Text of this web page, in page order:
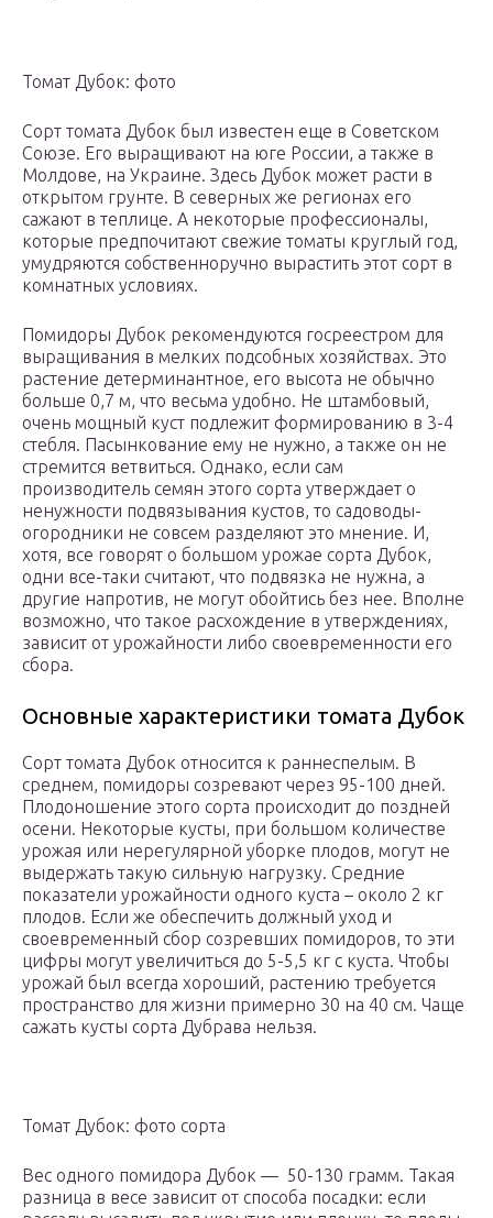
Томат Дубок: фото
Сорт томата Дубок был известен еще в Советском
Союзе. Его выращивают на юге России, а также в
Молдове, на Украине. Здесь Дубок может расти в
открытом грунте. В северных же регионах его
сажают в теплице. А некоторые профессионалы,
которые предпочитают свежие томаты круглый год,
умудряются собственноручно вырастить этот сорт в
комнатных условиях.
Помидоры Дубок рекомендуются госреестром для
выращивания в мелких подсобных хозяйствах. Это
растение детерминантное, его высота не обычно
больше 0,7 м, что весьма удобно. Не штамбовый,
очень мощный куст подлежит формированию в 3-4
стебля. Пасынкование ему не нужно, а также он не
стремится ветвиться. Однако, если сам
производитель семян этого сорта утверждает о
ненужности подвязывания кустов, то садоводы-
огородники не совсем разделяют это мнение. И,
хотя, все говорят о большом урожае сорта Дубок,
одни все-таки считают, что подвязка не нужна, а
другие напротив, не могут обойтись без нее. Вполне
возможно, что такое расхождение в утверждениях,
зависит от урожайности либо своевременности его
сбора.
Основные характеристики томата Дубок
Сорт томата Дубок относится к раннеспелым. В
среднем, помидоры созревают через 95-100 дней.
Плодоношение этого сорта происходит до поздней
осени. Некоторые кусты, при большом количестве
урожая или нерегулярной уборке плодов, могут не
выдержать такую сильную нагрузку. Средние
показатели урожайности одного куста – около 2 кг
плодов. Если же обеспечить должный уход и
своевременный сбор созревших помидоров, то эти
цифры могут увеличиться до 5-5,5 кг с куста. Чтобы
урожай был всегда хороший, растению требуется
пространство для жизни примерно 30 на 40 см. Чаще
сажать кусты сорта Дубрава нельзя.
Томат Дубок: фото сорта
Вес одного помидора Дубок — 50-130 грамм. Такая
разница в весе зависит от способа посадки: если